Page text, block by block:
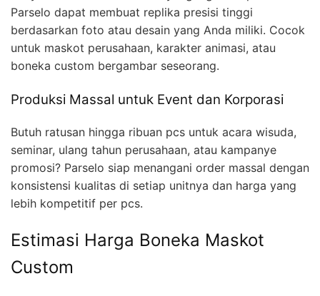
Parselo dapat membuat replika presisi tinggi
berdasarkan foto atau desain yang Anda miliki. Cocok
untuk maskot perusahaan, karakter animasi, atau
boneka custom bergambar seseorang.
Produksi Massal untuk Event dan Korporasi
Butuh ratusan hingga ribuan pcs untuk acara wisuda,
seminar, ulang tahun perusahaan, atau kampanye
promosi? Parselo siap menangani order massal dengan
konsistensi kualitas di setiap unitnya dan harga yang
lebih kompetitif per pcs.
Estimasi Harga Boneka Maskot
Custom